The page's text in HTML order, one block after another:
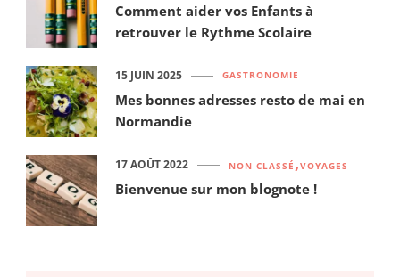
Comment aider vos Enfants à
retrouver le Rythme Scolaire
GASTRONOMIE
Mes bonnes adresses resto de mai en
Normandie
15 JUIN 2025
NON CLASSÉ VOYAGES
Bienvenue sur mon blognote !
17 AOÛT 2022